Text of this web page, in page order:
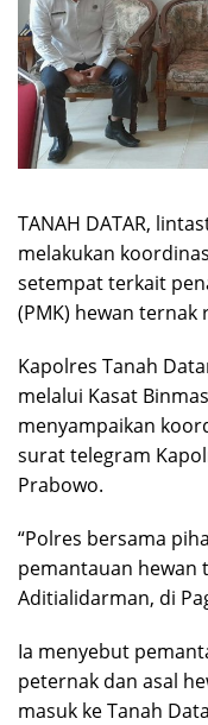
TANAH DATAR,
melakukan
setempat terkait
(PMK) hewan ternak
Kapolres Tanah
melalui Kasat
menyampaikan
surat telegram
Prabowo.
“Polres bersama
pemantauan hewan
Aditialidarman, di
Ia menyebut
peternak dan asal
masuk ke Tanah